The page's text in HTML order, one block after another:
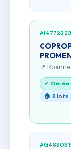
AI4772323
📍
✓ Gérée
🏠 8 lots